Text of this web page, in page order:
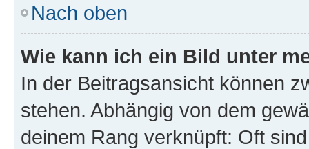
Nach oben
Wie kann ich ein Bild unter
In der Beitragsansicht können
stehen. Abhängig von dem
deinem Rang verknüpft: Oft